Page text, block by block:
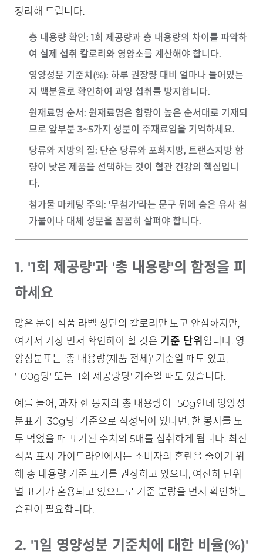
정리해 드립니다.
총 내용량 확인: 1회 제공량과 총 내용량의 차이를 파악하
여 실제 섭취 칼로리와 영양소를 계산해야 합니다.
영양성분 기준치(%): 하루 권장량 대비 얼마나 들어있는
지 백분율로 확인하여 과잉 섭취를 방지합니다.
원재료명 순서 : 원재료명은 함량이 높은 순서대로 기재되
므로 앞부분 3~5가지 성분이 주재료임을 기억하세요.
당류와 지방의 질: 단순 당류와 포화지방, 트랜스지방 함
량이 낮은 제품을 선택하는 것이 혈관 건강의 핵심입니
다.
첨가물 마케팅 주의 : '무첨가'라는 문구 뒤에 숨은 유사 첨
가물이나 대체 성분을 꼼꼼히 살펴야 합니다.
1. '1회 제공량'과 '총 내용량'의 함정을 피
하세요
많은 분이 식품 라벨 상단의 칼로리만 보고 안심하지만,
여기서 가장 먼저 확인해야 할 것은 기준 단위 입니다. 영
양성분표는 '총 내용량(제품 전체)' 기준일 때도 있고,
'100g당' 또는 '1회 제공량당' 기준일 때도 있습니다.
예를 들어, 과자 한 봉지의 총 내용량이 150g인데 영양성
분표가 '30g당' 기준으로 작성되어 있다면, 한 봉지를 모
두 먹었을 때 표기된 수치의 5배를 섭취하게 됩니다. 최신
식품 표시 가이드라인에서는 소비자의 혼란을 줄이기 위
해 총 내용량 기준 표기를 권장하고 있으나, 여전히 단위
별 표기가 혼용되고 있으므로 기준 분량을 먼저 확인하는
습관이 필요합니다.
2. '1일 영양성분 기준치에 대한 비율(%)'